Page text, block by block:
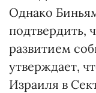
Однако
подтвердить,
развитием
утверждает,
Израиля в